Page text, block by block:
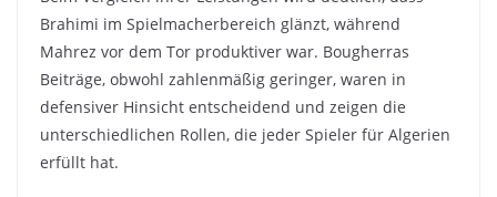
Brahimi im Spielmacherbereich glänzt, während
Mahrez vor dem Tor produktiver war. Bougherras
Beiträge, obwohl zahlenmäßig geringer, waren in
defensiver Hinsicht entscheidend und zeigen die
unterschiedlichen Rollen, die jeder Spieler für Algerien
erfüllt hat.